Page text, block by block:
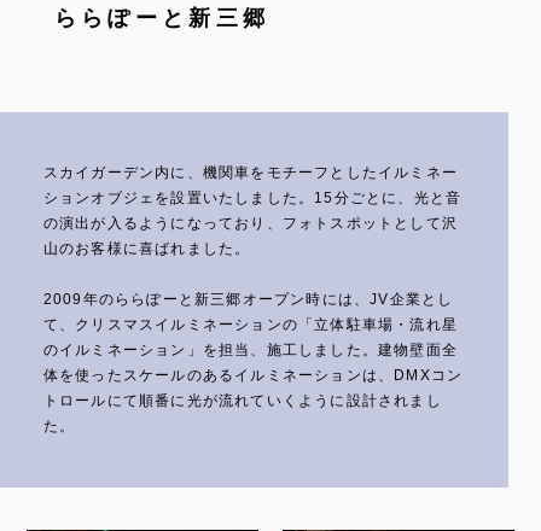
ららぽーと新三郷
スカイガーデン内に、機関車をモチーフとしたイルミネー
ションオブジェを設置いたしました。15分ごとに、光と音
の演出が入るようになっており、フォトスポットとして沢
山のお客様に喜ばれました。
2009年のららぽーと新三郷オープン時には、JV企業とし
て、クリスマスイルミネーションの「立体駐車場・流れ星
のイルミネーション」を担当、施工しました。建物壁面全
体を使ったスケールのあるイルミネーションは、DMXコン
トロールにて順番に光が流れていくように設計されまし
た。